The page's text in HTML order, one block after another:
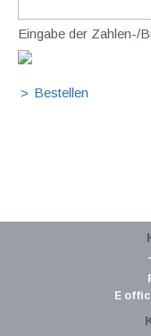
Eingabe der Zahlen-/
E